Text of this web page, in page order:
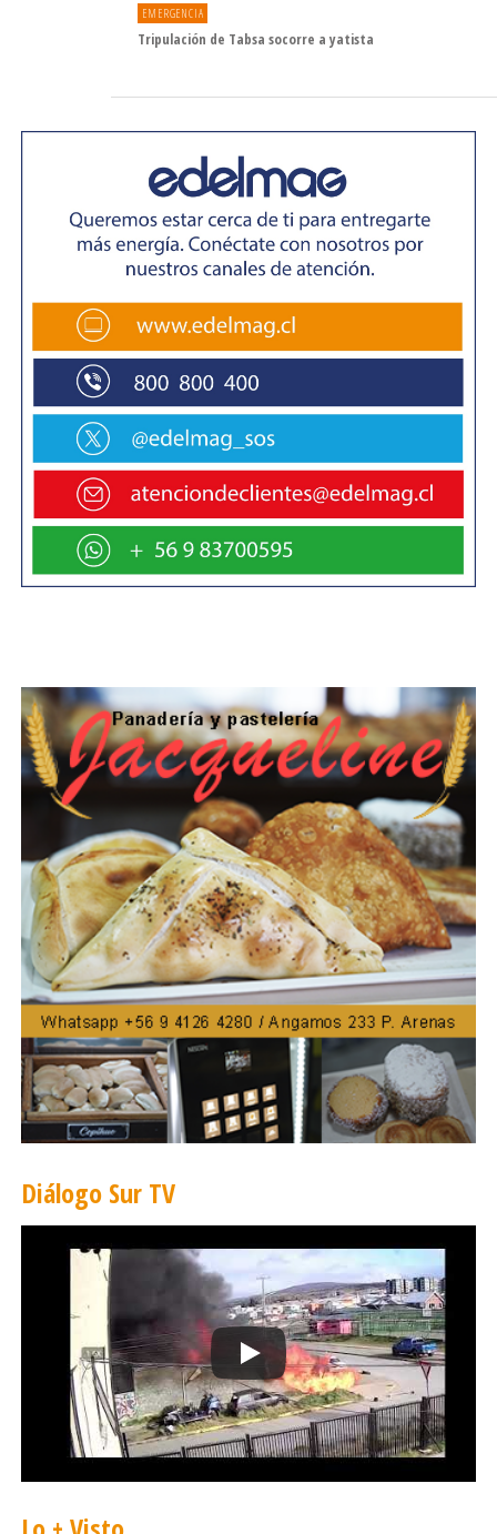
EMERGENCIA
Tripulación de Tabsa socorre a yatista
Diálogo Sur TV